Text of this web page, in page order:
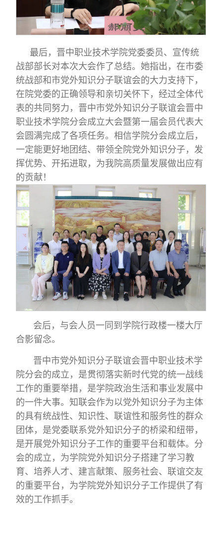
最后，晋中职业技术学院党委委员、宣传统
战部部长对本次大会作了总结。她指出，在市委
统战部和市党外知识分子联谊会的大力支持下，
在院党委的正确领导和亲切关怀下，经过全体代
表的共同努力，晋中市党外知识分子联谊会晋中
职业技术学院分会成立大会暨第一届会员代表大
会圆满完成了各项任务。相信学院分会成立后，
一定能更好地团结、带领全院党外知识分子，发
挥优势、开拓进取，为我院高质量发展做出应有
的贡献！
会后，与会人员一同到学院行政楼一楼大厅
合影留念。
晋中市党外知识分子联谊会晋中职业技术学
院分会的成立，是贯彻落实新时代党的统一战线
工作的重要举措，是学院政治生活和事业发展中
的一件大事。知联会作为以党外知识分子为主体
的具有统战性、知识性、联谊性和服务性的群众
团体，是党委联系党外知识分子的桥梁和纽带，
是开展党外知识分子工作的重要平台和载体。分
会的成立，为学院党外知识分子搭建了学习教
育、培养人才、建言献策、服务社会、联谊交友
的重要平台，为学院党外知识分子工作提供了有
效的工作抓手。